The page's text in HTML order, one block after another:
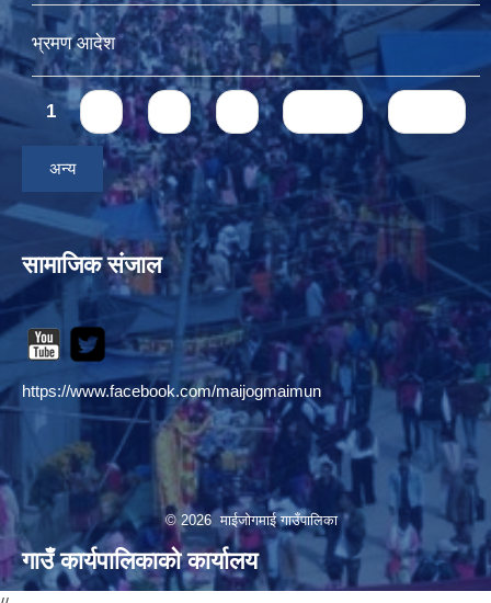
भ्रमण आदेश
Pages
1
अन्य
सामाजिक संजाल
https://www.facebook.com/maijogmaimun
© 2026 माईजोगमाई गाउँपालिका
गाउँ कार्यपालिकाको कार्यालय